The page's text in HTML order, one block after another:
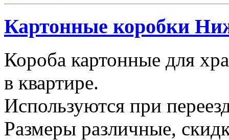
Картонные коробки
Короба картонные для
в квартире.
Используются при
Размеры различные,